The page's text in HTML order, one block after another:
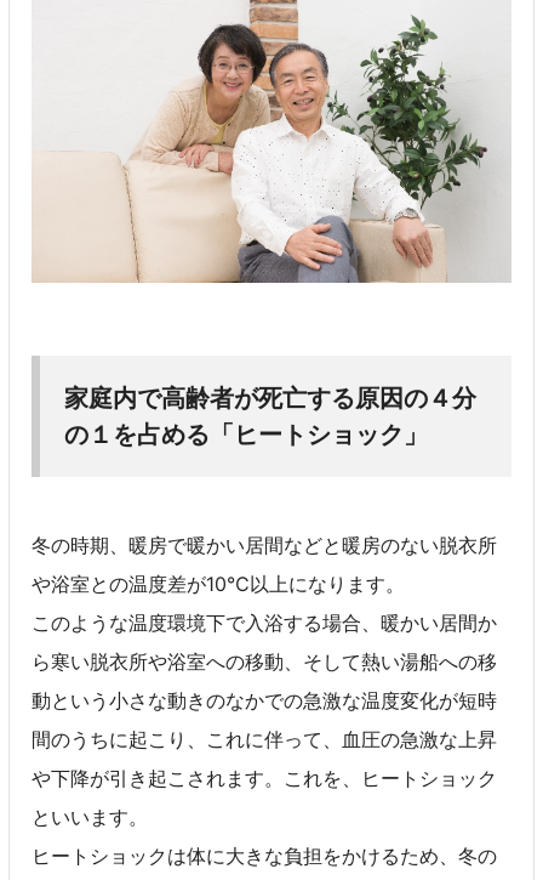
家庭内で高齢者が死亡する原因の４分
の１を占める「ヒートショック」
冬の時期、暖房で暖かい居間などと暖房のない脱衣所
や浴室との温度差が10℃以上になります。
このような温度環境下で入浴する場合、暖かい居間か
ら寒い脱衣所や浴室への移動、そして熱い湯船への移
動という小さな動きのなかでの急激な温度変化が短時
間のうちに起こり、これに伴って、血圧の急激な上昇
や下降が引き起こされます。これを、ヒートショック
といいます。
ヒートショックは体に大きな負担をかけるため、冬の